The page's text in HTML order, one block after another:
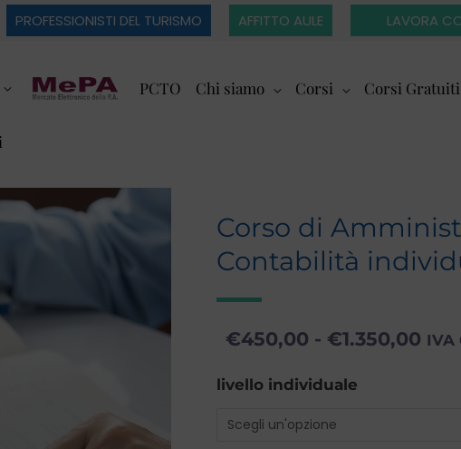
PROFESSIONISTI DEL TURISMO AFFITTO AULE LAVORA
PCTO Chi siamo Corsi Corsi Gratuiti
Corso di
Contabilità
€450,00 - €1.350,00 IVA
livello individuale
Corso
Amministrazione